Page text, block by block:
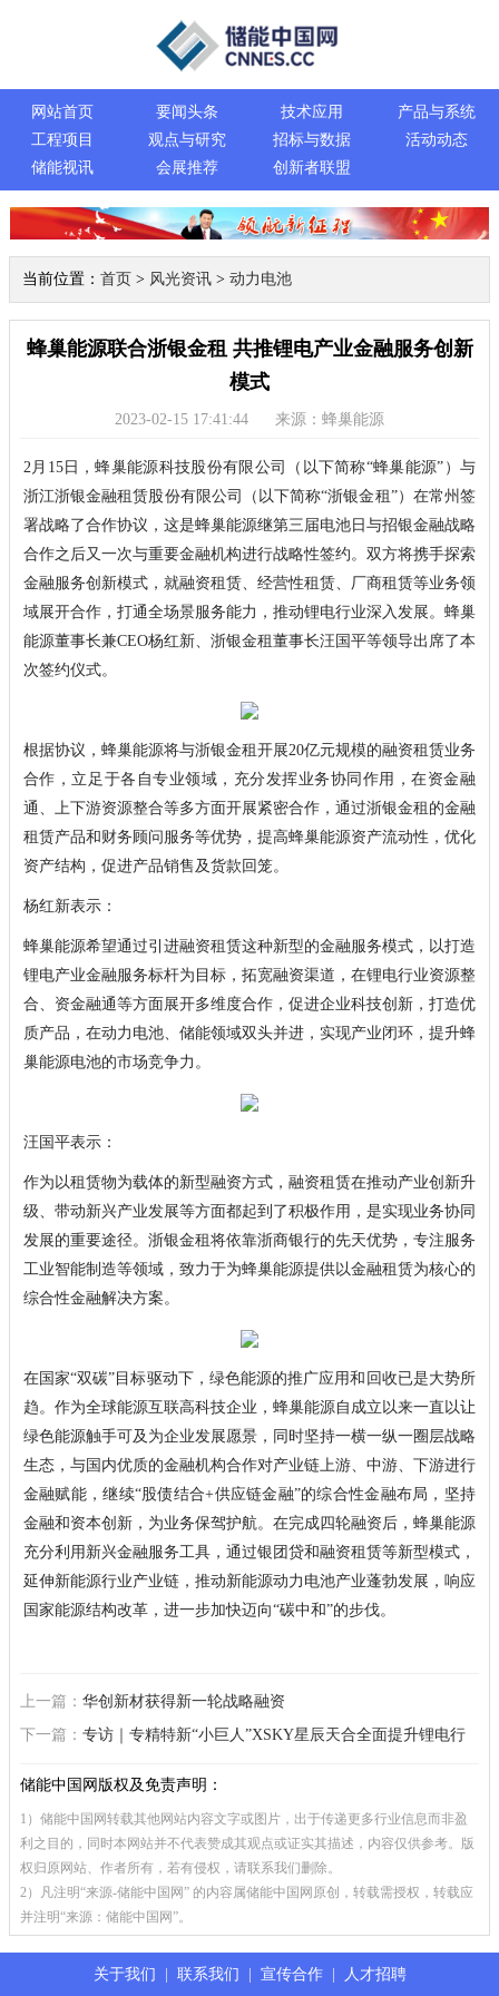
网站首页 要闻头条 技术应用
产品与系统
工程项目
观点与研究 招标与数据
活动动态
储能视讯
会展推荐 创新者联盟
当前位置： 首页> 风光资讯> 动力电池
蜂巢能源联合浙银金租 共推锂电产业金融服务创新
模式
2023-02-15 17:41:44 来源：蜂巢能源
2月15日，蜂巢能源科技股份有限公司（以下简称“蜂巢能源”）与
浙江浙银金融租赁股份有限公司（以下简称“浙银金租”）在常州签
署战略了合作协议，这是蜂巢能源继第三届电池日与招银金融战略
合作之后又一次与重要金融机构进行战略性签约。双方将携手探索
金融服务创新模式，就融资租赁、经营性租赁、厂商租赁等业务领
域展开合作，打通全场景服务能力，推动锂电行业深入发展。蜂巢
能源董事长兼CEO杨红新、浙银金租董事长汪国平等领导出席了本
次签约仪式。
根据协议，蜂巢能源将与浙银金租开展20亿元规模的融资租赁业务
合作，立足于各自专业领域，充分发挥业务协同作用，在资金融
通、上下游资源整合等多方面开展紧密合作，通过浙银金租的金融
租赁产品和财务顾问服务等优势，提高蜂巢能源资产流动性，优化
资产结构，促进产品销售及货款回笼。
杨红新表示：
蜂巢能源希望通过引进融资租赁这种新型的金融服务模式，以打造
锂电产业金融服务标杆为目标，拓宽融资渠道，在锂电行业资源整
合、资金融通等方面展开多维度合作，促进企业科技创新，打造优
质产品，在动力电池、储能领域双头并进，实现产业闭环，提升蜂
巢能源电池的市场竞争力。
汪国平表示：
作为以租赁物为载体的新型融资方式，融资租赁在推动产业创新升
级、带动新兴产业发展等方面都起到了积极作用，是实现业务协同
发展的重要途径。浙银金租将依靠浙商银行的先天优势，专注服务
工业智能制造等领域，致力于为蜂巢能源提供以金融租赁为核心的
综合性金融解决方案。
在国家“双碳”目标驱动下，绿色能源的推广应用和回收已是大势所
趋。作为全球能源互联高科技企业，蜂巢能源自成立以来一直以让
绿色能源触手可及为企业发展愿景，同时坚持一横一纵一圈层战略
生态，与国内优质的金融机构合作对产业链上游、中游、下游进行
金融赋能，继续“股债结合+供应链金融”的综合性金融布局，坚持
金融和资本创新，为业务保驾护航。在完成四轮融资后，蜂巢能源
充分利用新兴金融服务工具，通过银团贷和融资租赁等新型模式，
延伸新能源行业产业链，推动新能源动力电池产业蓬勃发展，响应
国家能源结构改革，进一步加快迈向“碳中和”的步伐。
上一篇： 华创新材获得新一轮战略融资
下一篇： 专访｜专精特新“小巨人”XSKY星辰天合全面提升锂电行
储能中国网版权及免责声明：
1）储能中国网转载其他网站内容文字或图片，出于传递更多行业信息而非盈
利之目的，同时本网站并不代表赞成其观点或证实其描述，内容仅供参考。版
权归原网站、作者所有，若有侵权，请联系我们删除。
2）凡注明“来源-储能中国网” 的内容属储能中国网原创，转载需授权，转载应
并注明“来源：储能中国网”。
关于我们 | 联系我们 | 宣传合作 | 人才招聘